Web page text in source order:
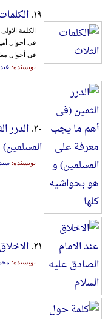
۱۹.
الکلمة
فی أحوال
فی أحوال
نویسنده:
۲۰. الدرر
نویسنده:
۲۱.
نویسنده: